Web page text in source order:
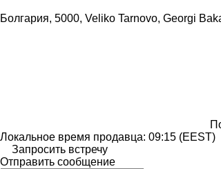
Болгария, 5000, Veliko Tarnovo, Georgi
Локальное время продавца: 09:15 (EEST)
Запросить встречу
Отправить сообщение